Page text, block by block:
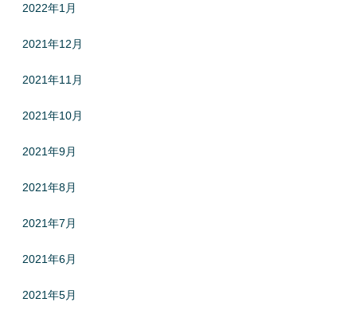
2022年1月
2021年12月
2021年11月
2021年10月
2021年9月
2021年8月
2021年7月
2021年6月
2021年5月